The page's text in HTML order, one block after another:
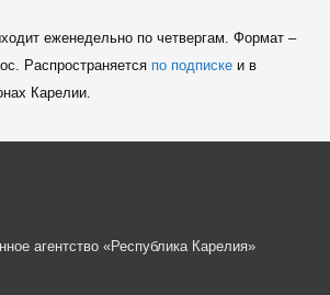
еженедельно по четвергам. Формат –
Распространяется по подпискеи в
Карелии.
агентство «Республика Карелия»